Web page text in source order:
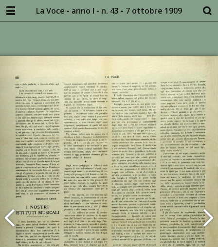
La Voce - anno I - n. 43 - 7 ottobre 1909